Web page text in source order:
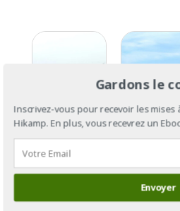
GR®34
section 10
Trégana à
la
Bretagne
par le
Gardons le
Inscrivez-vous pour recevoir les mises
Hikamp. En plus, vous recevrez un
Envoyer